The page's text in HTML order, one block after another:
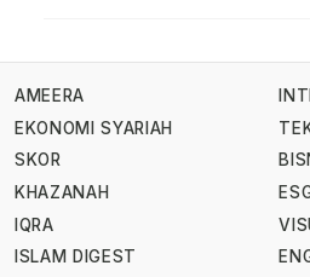
AMEERA
EKONOMI SYARIAH
SKOR
KHAZANAH
IQRA
ISLAM DIGEST